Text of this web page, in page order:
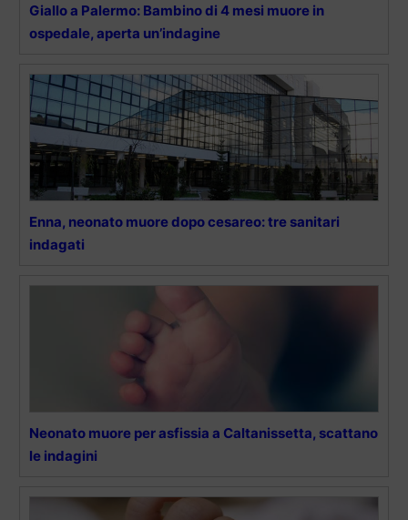
Giallo a Palermo: Bambino di 4 mesi muore in
ospedale, aperta un’indagine
Enna, neonato muore dopo cesareo: tre sanitari
indagati
Neonato muore per asfissia a Caltanissetta, scattano
le indagini